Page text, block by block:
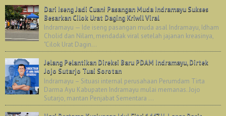
Dari Iseng Jadi Cuan! Pasangan Muda Indramayu Sukses
Besarkan Cilok Urat Daging Kriwil Viral
Indramayu — Ide iseng pasangan muda asal Indramayu, Idham
Cholid dan Nilam, mendadak viral setelah jajanan kreasinya,
"Cilok Urat Dagin...
Jelang Pelantikan Direksi Baru PDAM Indramayu, Dirtek
Jojo Sutarjo Tuai Sorotan
Indramayu – Situasi internal perusahaan Perumdam Tirta
Darma Ayu Kabupaten Indramayu mulai memanas. Jojo
Sutarjo, mantan Penjabat Sementara ...